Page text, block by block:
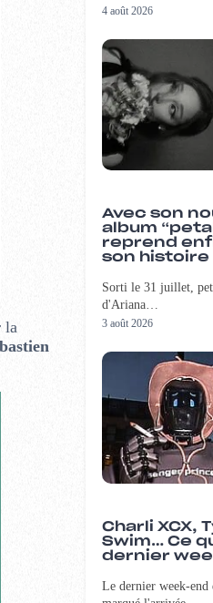
la
4 août 2026
Avec son
album
reprend
son histoire
Sorti le 31 juillet,
d'Ariana…
3 août 2026
Charli XCX,
Swim… Ce
dernier
Le dernier week-end